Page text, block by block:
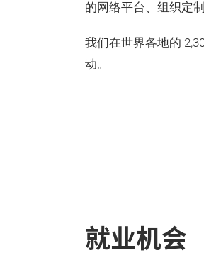
的网络平台、组织定
我们在世界各地的
动。
就业机会